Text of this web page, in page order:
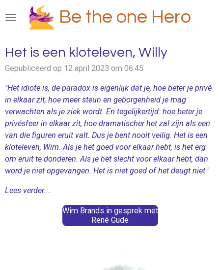
direct
de
hoofdinhoud
Be the one Hero
Het is een kloteleven, Willy
Gepubliceerd op 12 april 2023 om 06:45
"Het idiote is, de paradox is eigenlijk dat je, hoe beter je privé
in elkaar zit, hoe meer steun en geborgenheid je mag
verwachten als je ziek wordt. En tegelijkertijd: hoe beter je
privésfeer in elkaar zit, hoe dramatischer het zal zijn als een
van die figuren eruit valt. Dus je bent nooit veilig. Het is een
kloteleven, Wim. Als je het goed voor elkaar hebt, is het erg
om eruit te donderen. Als je het slecht voor elkaar hebt, dan
word je niet opgevangen. Het is niet goed of het deugt niet."
Lees verder....
Wim Brands in gesprek met
René Gude